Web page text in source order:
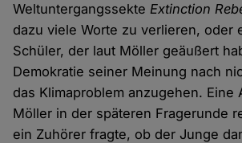
WeltuntergangssekteExtinction
dazu viele Worte zu verlieren, oder
Schüler, der laut Möller geäußert
Demokratie seiner Meinung nach
das Klimaproblem anzugehen. Eine
Möller in der späteren Fragerunde
ein Zuhörer fragte, ob der Junge